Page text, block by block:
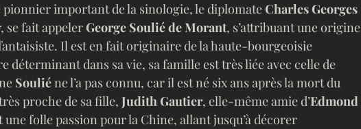
important de la sinologie, le diplomate
Charles Georges
se fait appeler George Soulié de Morant, s’attribuant une origine
Il est en fait originaire de la haute-bourgeoisie
déterminant dans sa vie, sa famille est très liée avec celle de
Soulié ne l’a pas connu, car il est né six ans après la mort du
proche de sa fille, Judith Gautier, elle-même amie d’Edmond
une folle passion pour la Chine, allant jusqu’à décorer